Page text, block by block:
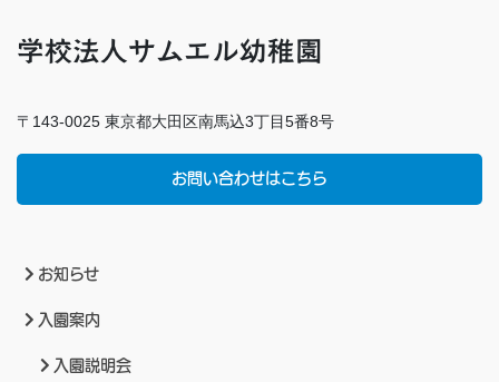
学校法人サムエル幼稚園
〒143-0025 東京都大田区南馬込3丁目5番8号
お問い合わせはこちら
お知らせ
入園案内
入園説明会